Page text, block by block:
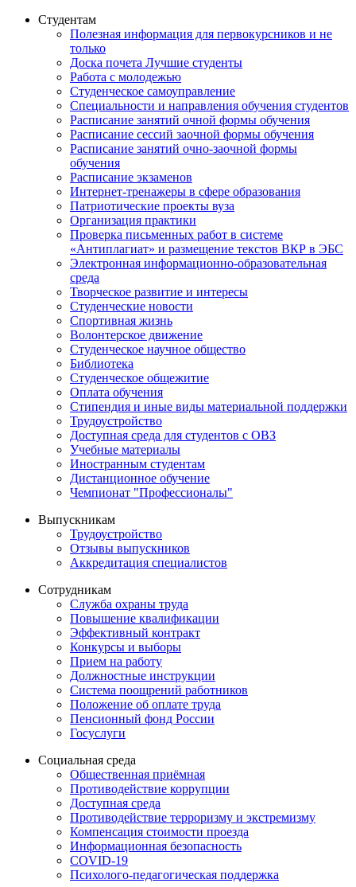
Студентам
Полезная информация для первокурсников и не
только
Доска почета Лучшие студенты
Работа с молодежью
Студенческое самоуправление
Специальности и направления обучения студентов
Расписание занятий очной формы обучения
Расписание сессий заочной формы обучения
Расписание занятий очно-заочной формы
обучения
Расписание экзаменов
Интернет-тренажеры в сфере образования
Патриотические проекты вуза
Организация практики
Проверка письменных работ в системе
«Антиплагиат» и размещение текстов ВКР в ЭБС
Электронная информационно-образовательная
среда
Творческое развитие и интересы
Студенческие новости
Спортивная жизнь
Волонтерское движение
Студенческое научное общество
Библиотека
Студенческое общежитие
Оплата обучения
Стипендия и иные виды материальной поддержки
Трудоустройство
Доступная среда для студентов с ОВЗ
Учебные материалы
Иностранным студентам
Дистанционное обучение
Чемпионат "Профессионалы"
Выпускникам
Трудоустройство
Отзывы выпускников
Аккредитация специалистов
Сотрудникам
Служба охраны труда
Повышение квалификации
Эффективный контракт
Конкурсы и выборы
Прием на работу
Должностные инструкции
Система поощрений работников
Положение об оплате труда
Пенсионный фонд России
Госуслуги
Социальная среда
Общественная приёмная
Противодействие коррупции
Доступная среда
Противодействие терроризму и экстремизму
Компенсация стоимости проезда
Информационная безопасность
COVID-19
Психолого-педагогическая поддержка